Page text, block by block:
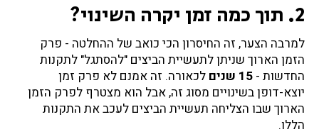
2. תוך כמה זמן יקרה השינוי?
למרבה הצער, זה החיסרון הכי כואב של ההחלטה - פרק
הזמן הארוך שניתן לתעשיית הביצים "להסתגל" לתקנות
החדשות - 15 שנים
לכאורה. זה אמנם לא פרק זמן
יוצא-דופן בשינויים מסוג זה, אבל הוא מצטרף לפרק הזמן
הארוך שבו הצליחה תעשיית הביצים לעכב את התקנות
הללו.